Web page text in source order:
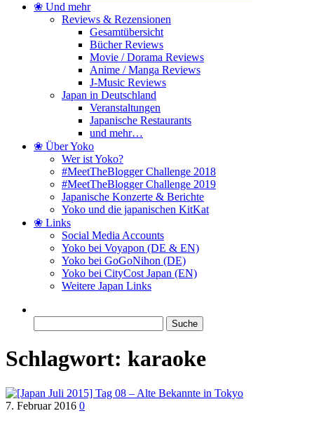
❀ Und mehr
Reviews & Rezensionen
Gesamtübersicht
Bücher Reviews
Movie / Dorama Reviews
Anime / Manga Reviews
J-Music Reviews
Japan in Deutschland
Veranstaltungen
Japanische Restaurants
und mehr…
❀ Über Yoko
Wer ist Yoko?
#MeetTheBlogger Challenge 2018
#MeetTheBlogger Challenge 2019
Japanische Konzerte & Berichte
Yoko und die japanischen KitKat
❀ Links
Social Media Accounts
Yoko bei Voyapon (DE & EN)
Yoko bei GoGoNihon (DE)
Yoko bei CityCost Japan (EN)
Weitere Japan Links
nach:
Schlagwort: karaoke
7. Februar 2016 0